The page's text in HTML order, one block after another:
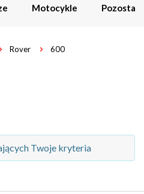
Motocykle Pozostałe
Rover 600
Twoje kryteria